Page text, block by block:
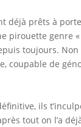
déjà prêts à
pirouette genre «
toujours.
coupable de
ils
tout on l’a